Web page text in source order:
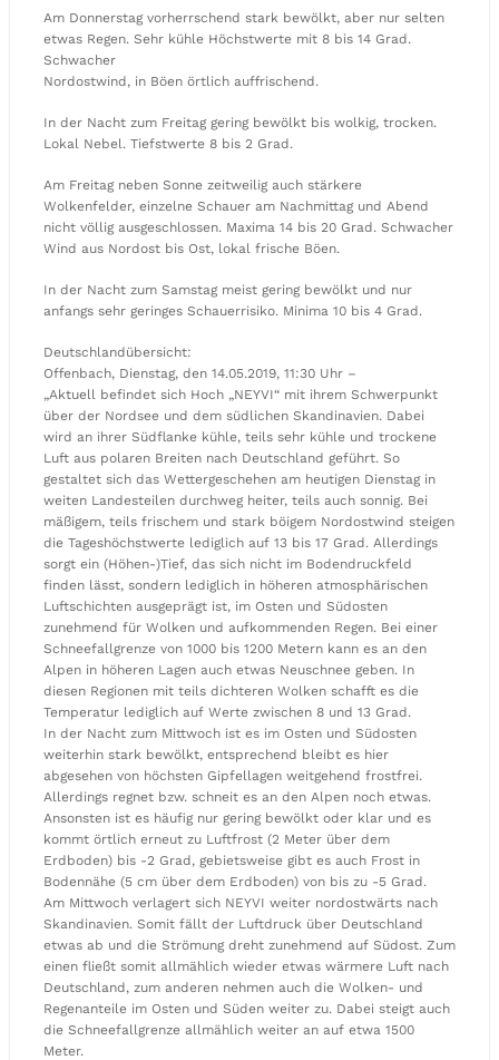
Am Donnerstag vorherrschend stark bewölkt, aber nur selten
etwas Regen. Sehr kühle Höchstwerte mit 8 bis 14 Grad.
Schwacher
Nordostwind, in Böen örtlich auffrischend.
In der Nacht zum Freitag gering bewölkt bis wolkig, trocken.
Lokal Nebel. Tiefstwerte 8 bis 2 Grad.
Am Freitag neben Sonne zeitweilig auch stärkere
Wolkenfelder, einzelne Schauer am Nachmittag und Abend
nicht völlig ausgeschlossen. Maxima 14 bis 20 Grad. Schwacher
Wind aus Nordost bis Ost, lokal frische Böen.
In der Nacht zum Samstag meist gering bewölkt und nur
anfangs sehr geringes Schauerrisiko. Minima 10 bis 4 Grad.
Deutschlandübersicht:
Offenbach, Dienstag, den 14.05.2019, 11:30 Uhr –
„Aktuell befindet sich Hoch „NEYVI“ mit ihrem Schwerpunkt
über der Nordsee und dem südlichen Skandinavien. Dabei
wird an ihrer Südflanke kühle, teils sehr kühle und trockene
Luft aus polaren Breiten nach Deutschland geführt. So
gestaltet sich das Wettergeschehen am heutigen Dienstag in
weiten Landesteilen durchweg heiter, teils auch sonnig. Bei
mäßigem, teils frischem und stark böigem Nordostwind steigen
die Tageshöchstwerte lediglich auf 13 bis 17 Grad. Allerdings
sorgt ein (Höhen-)Tief, das sich nicht im Bodendruckfeld
finden lässt, sondern lediglich in höheren atmosphärischen
Luftschichten ausgeprägt ist, im Osten und Südosten
zunehmend für Wolken und aufkommenden Regen. Bei einer
Schneefallgrenze von 1000 bis 1200 Metern kann es an den
Alpen in höheren Lagen auch etwas Neuschnee geben. In
diesen Regionen mit teils dichteren Wolken schafft es die
Temperatur lediglich auf Werte zwischen 8 und 13 Grad.
In der Nacht zum Mittwoch ist es im Osten und Südosten
weiterhin stark bewölkt, entsprechend bleibt es hier
abgesehen von höchsten Gipfellagen weitgehend frostfrei.
Allerdings regnet bzw. schneit es an den Alpen noch etwas.
Ansonsten ist es häufig nur gering bewölkt oder klar und es
kommt örtlich erneut zu Luftfrost (2 Meter über dem
Erdboden) bis -2 Grad, gebietsweise gibt es auch Frost in
Bodennähe (5 cm über dem Erdboden) von bis zu -5 Grad.
Am Mittwoch verlagert sich NEYVI weiter nordostwärts nach
Skandinavien. Somit fällt der Luftdruck über Deutschland
etwas ab und die Strömung dreht zunehmend auf Südost. Zum
einen fließt somit allmählich wieder etwas wärmere Luft nach
Deutschland, zum anderen nehmen auch die Wolken- und
Regenanteile im Osten und Süden weiter zu. Dabei steigt auch
die Schneefallgrenze allmählich weiter an auf etwa 1500
Meter.